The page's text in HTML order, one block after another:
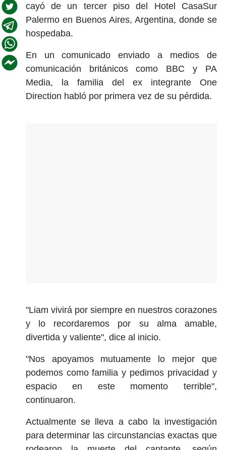
cayó de un tercer piso del Hotel CasaSur
Palermo en Buenos Aires, Argentina, donde se
hospedaba.
En un comunicado enviado a medios de
comunicación británicos como BBC y PA
Media, la familia del ex integrante One
Direction habló por primera vez de su pérdida.
"Liam vivirá por siempre en nuestros corazones
y lo recordaremos por su alma amable,
divertida y valiente", dice al inicio.
"Nos apoyamos mutuamente lo mejor que
podemos como familia y pedimos privacidad y
espacio en este momento terrible",
continuaron.
Actualmente se lleva a cabo la investigación
para determinar las circunstancias exactas que